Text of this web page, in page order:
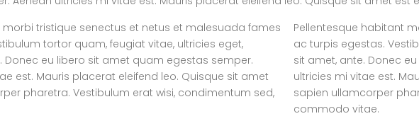
morbi tristique senectus et netus et malesuada fames
tortor quam, feugiat vitae, ultricies eget,
Donec eu libero sit amet quam egestas semper.
est. Mauris placerat eleifend leo. Quisque sit amet
pharetra. Vestibulum erat wisi, condimentum sed,
Pellentesque habitant
ac turpis egestas.
sit amet, ante. Donec
ultricies mi vitae est.
sapien ullamcorper
commodo vitae.